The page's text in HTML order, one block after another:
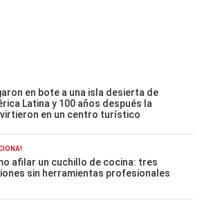
en bote a una isla desierta de
Latina y 100 años después la
en un centro turístico
afilar un cuchillo de cocina: tres
sin herramientas profesionales